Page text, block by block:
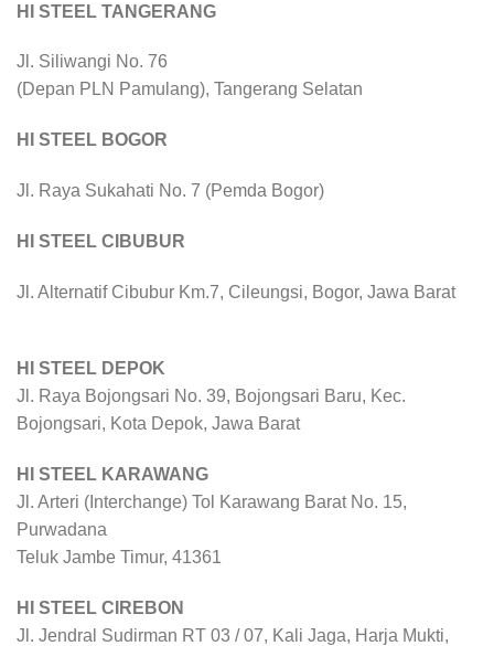
HI STEEL TANGERANG
Jl. Siliwangi No. 76
(Depan PLN Pamulang), Tangerang Selatan
HI STEEL BOGOR
Jl. Raya Sukahati No. 7 (Pemda Bogor)
HI STEEL CIBUBUR
Jl. Alternatif Cibubur Km.7, Cileungsi, Bogor, Jawa Barat
HI STEEL DEPOK
Jl. Raya Bojongsari No. 39, Bojongsari Baru, Kec.
Bojongsari, Kota Depok, Jawa Barat
HI STEEL KARAWANG
Jl. Arteri (Interchange) Tol Karawang Barat No. 15,
Purwadana
Teluk Jambe Timur, 41361
HI STEEL CIREBON
Jl. Jendral Sudirman RT 03 / 07, Kali Jaga, Harja Mukti,